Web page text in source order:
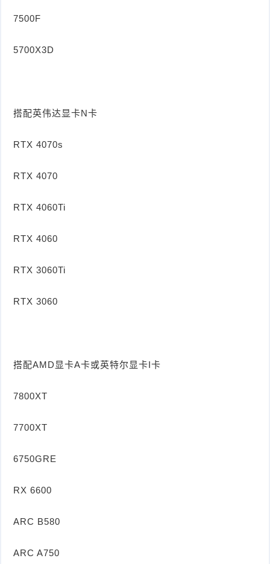
7500F
5700X3D
搭配英伟达显卡N卡
RTX 4070s
RTX 4070
RTX 4060Ti
RTX 4060
RTX 3060Ti
RTX 3060
搭配AMD显卡A卡或英特尔显卡I卡
7800XT
7700XT
6750GRE
RX 6600
ARC B580
ARC A750